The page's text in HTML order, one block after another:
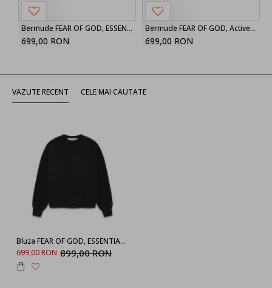
Bermude FEAR OF GOD, ESSENTIALS drawstring shorts
699,00 RON
Bermude FEAR OF GOD, Active Trace Relaxed Sweatshort
699,00 RON
VAZUTE RECENT CELE MAI CAUTATE
Bluza FEAR OF GOD, ESSENTIALS Classic Fit Fleece Crewneck, Black
699,00 RON 899,00 RON